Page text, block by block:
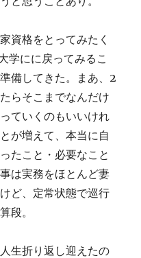
資格をとってみたく
学にに戻ってみるこ
備してきた。まあ、2
らそこまでなんだけ
ていくのもいいけれ
が増えて、本当に自
たこと・必要なこと
は実務をほとんど妻
ど、定常状態で巡行
段。
生折り返し迎えたの